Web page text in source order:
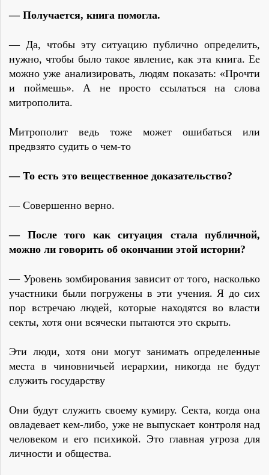
— Получается, книга помогла.
— Да, чтобы эту ситуацию публично определить,
нужно, чтобы было такое явление, как эта книга. Ее
можно уже анализировать, людям показать: «Прочти
и поймешь». А не просто ссылаться на слова
митрополита.
Митрополит ведь тоже может ошибаться или
предвзято судить о чем-то
— То есть это вещественное доказательство?
— Совершенно верно.
— После того как ситуация стала публичной,
можно ли говорить об окончании этой истории?
— Уровень зомбирования зависит от того, насколько
участники были погружены в эти учения. Я до сих
пор встречаю людей, которые находятся во власти
секты, хотя они всячески пытаются это скрыть.
Эти люди, хотя они могут занимать определенные
места в чиновничьей иерархии, никогда не будут
служить государству
Они будут служить своему кумиру. Секта, когда она
овладевает кем-либо, уже не выпускает контроля над
человеком и его психикой. Это главная угроза для
личности и общества.